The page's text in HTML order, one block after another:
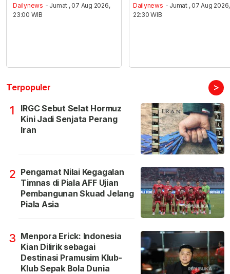
Dailynews - Jumat , 07 Aug 2026,
23:00 WIB
Dailynews - Jumat , 07 Aug 2026,
22:30 WIB
Terpopuler >
1
IRGC Sebut Selat Hormuz
Kini Jadi Senjata Perang
Iran
2 Pengamat Nilai Kegagalan
Timnas di Piala AFF Ujian
Pembangunan Skuad Jelang
Piala Asia
3 Menpora Erick: Indonesia
Kian Dilirik sebagai
Destinasi Pramusim Klub-
Klub Sepak Bola Dunia